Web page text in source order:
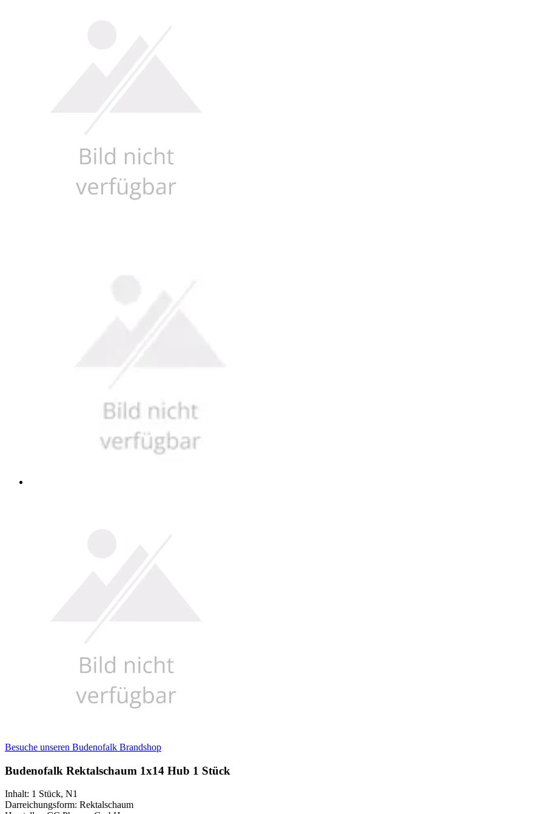
Besuche unseren Budenofalk Brandshop
Budenofalk Rektalschaum 1x14 Hub 1 Stück
Inhalt: 1 Stück, N1
Darreichungsform: Rektalschaum